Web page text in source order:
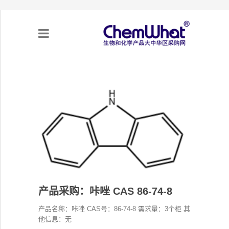
项目合作
产品需求
专题采购
采购流程
不可靠实体清单（UEL）
产品采购：咔唑 CAS 86-74-8
产品名称：咔唑 CAS号：86-74-8 需求量：3个柜 其
他信息：无